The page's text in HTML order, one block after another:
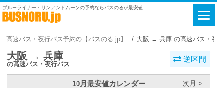
ブルーライナー・サンアンドムーンの予約ならバスのるが最安値
高速バス・夜行バス予約の【バスのる.jp】 大阪 → 兵庫 の高速バス・
大阪 → 兵庫
の高速バス・夜行バス
逆区間
10月最安値カレンダー
次月 >